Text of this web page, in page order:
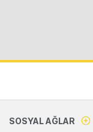
SOSYAL AĞLAR